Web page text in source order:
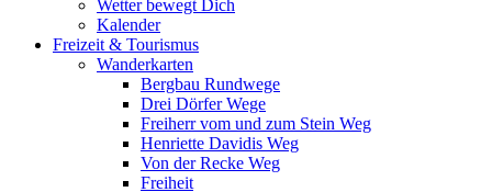
Wetter bewegt Dich
Kalender
Freizeit & Tourismus
Wanderkarten
Bergbau Rundwege
Drei Dörfer Wege
Freiherr vom und zum Stein Weg
Henriette Davidis Weg
Von der Recke Weg
Freiheit